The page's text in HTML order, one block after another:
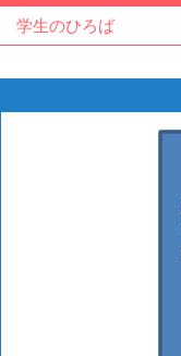
学生のひろば